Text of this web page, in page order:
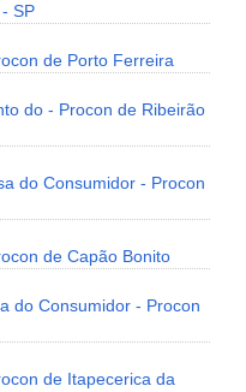
SP
de Porto Ferreira
do - Procon de Ribeirão
do Consumidor - Procon
de Capão Bonito
do Consumidor - Procon
de Itapecerica da